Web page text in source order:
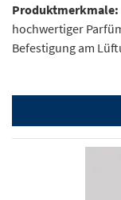
Produktmerkmale:
hochwertiger
Befestigung am